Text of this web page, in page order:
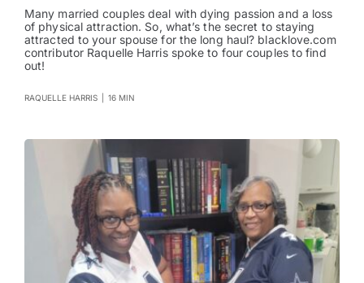
Many married couples deal with dying passion and a loss
of physical attraction. So, what’s the secret to staying
attracted to your spouse for the long haul? blacklove.com
contributor Raquelle Harris spoke to four couples to find
out!
RAQUELLE HARRIS 16 MIN